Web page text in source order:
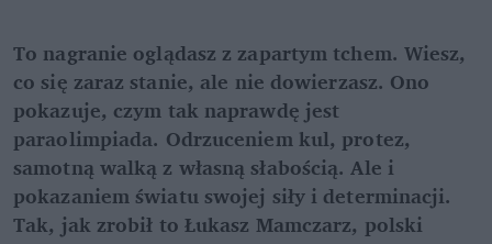
To nagranie oglądasz z zapartym tchem. Wiesz,
co się zaraz stanie, ale nie dowierzasz. Ono
pokazuje, czym tak naprawdę jest
paraolimpiada. Odrzuceniem kul, protez,
samotną walką z własną słabością. Ale i
pokazaniem światu swojej siły i determinacji.
Tak, jak zrobił to Łukasz Mamczarz, polski